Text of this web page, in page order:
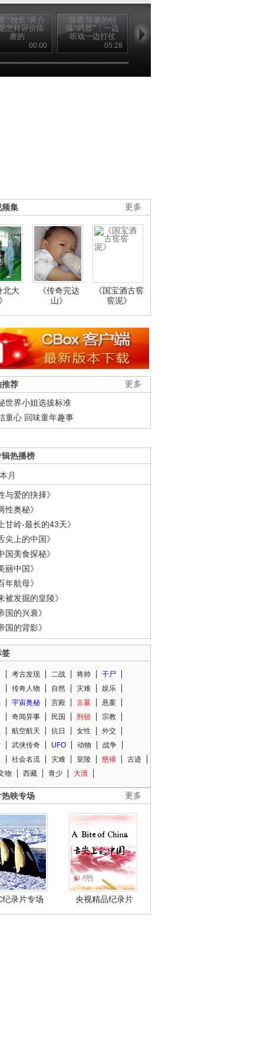
“校长”蒋介
怎样评价陈
赓的
00:00
陈赓 陈赓的特
殊“武器”：一边
听戏一边打仗
05:28
陈赓“弃文从武”
更多
频集
北大
《传奇完达
山》
《国宝酒古窖
窖泥》
更多
推荐
世界小姐选拔标准
童心 回味童年趣事
热播榜
本月
与爱的抉择》
性奥秘》
甘岭-最长的43天》
尖上的中国》
国美食探秘》
丽中国》
年航母》
被发掘的皇陵》
国的兴衰》
国的背影》
签
考古发现 二战 将帅
干尸
传奇人物 自然 灾难
娱乐
宇宙奥秘 宫殿 古墓
悬案
奇闻异事 民国 刑侦
宗教
航空航天 抗日 女性
外交
武侠传奇 UFO 动物
战争
社会名流 灾难 皇陵 慈禧
古迹
物
西藏 青少 大清
更多
映专场
纪录片专场 央视精品纪录片